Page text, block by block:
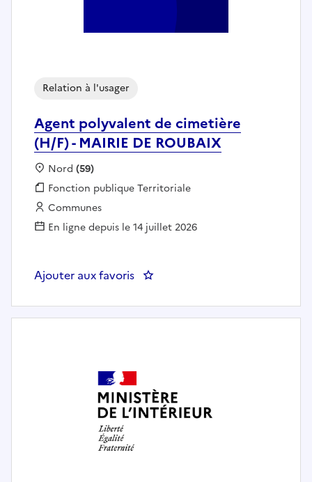
Agent polyvalent de cimetière
(H/F) - MAIRIE DE ROUBAIX
Relation à l'usager
Localisation :
Nord (59)
Fonction publique :
Fonction publique Territoriale
Employeur :
Communes
En ligne depuis le 14 juillet 2026
Ajouter aux favoris : Agent polyvalent de cimetière